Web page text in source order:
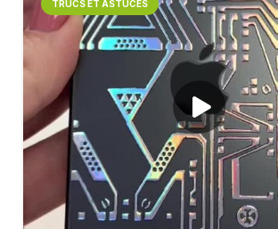
TRUCS ET ASTUCES